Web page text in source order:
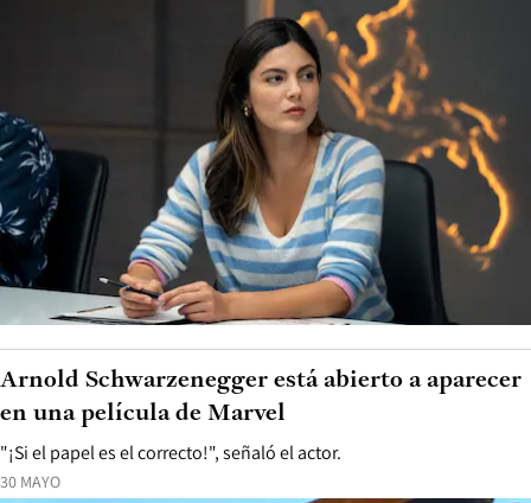
30 MAYO
"¡Si el papel es el correcto!", señaló el actor.
Arnold Schwarzenegger está abierto a aparecer
en una película de Marvel